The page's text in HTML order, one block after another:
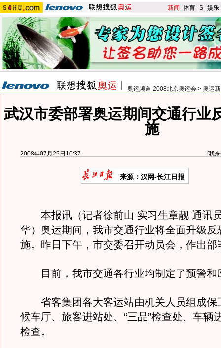
新闻 -体育-S-娱乐
奥运频道-2008北京奥运会 > 奥运
武汉市委部署奥运期间交通行业
施
2008年07月25日10:37 [我
来源：汉网-长江日报
本报讯（记者徐前山 实习生章靓 通讯
华）奥运期间，我市交通行业将全面升级反
施。昨日下午，市交委召开动员会，作出部
目前，我市交通各行业均制定了预警和
省客集团各大客运站由机关人员组成保
候车厅、旅客进站处、“三品”检查处、车辆
检查。